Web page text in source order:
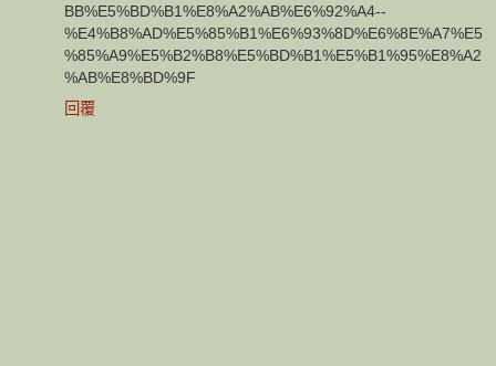
BB%E5%BD%B1%E8%A2%AB%E6%92%A4--
%E4%B8%AD%E5%85%B1%E6%93%8D%E6%8E%A7%E5
%85%A9%E5%B2%B8%E5%BD%B1%E5%B1%95%E8%A2
%AB%E8%BD%9F
回覆